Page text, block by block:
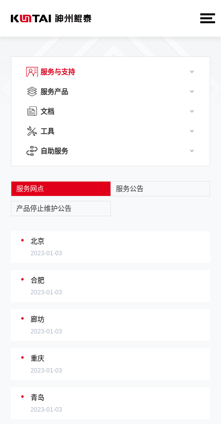
服务与支持
服务产品
文档
工具
自助服务
服务网点 服务公告
产品停止维护公告
北京
2023-01-03
合肥
2023-01-03
廊坊
2023-01-03
重庆
2023-01-03
青岛
2023-01-03